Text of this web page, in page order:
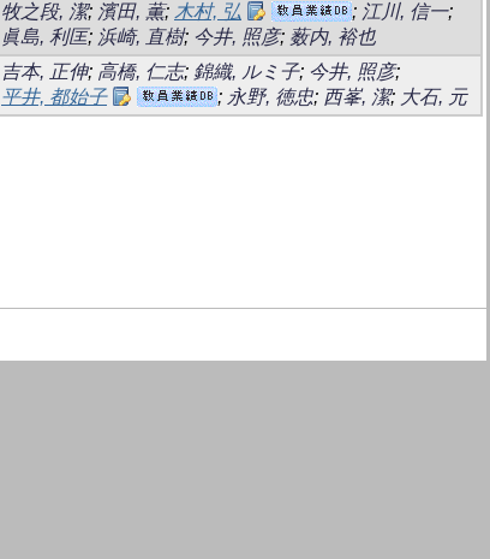
牧之段, 潔; 濱田, 薫; 木村, 弘 ; 江川, 信一;
眞島, 利匡; 浜崎, 直樹; 今井, 照彦; 薮内, 裕也
吉本, 正伸; 高橋, 仁志; 錦織, ルミ子; 今井, 照彦;
平井, 都始子
; 永野, 徳忠; 西峯, 潔; 大石, 元